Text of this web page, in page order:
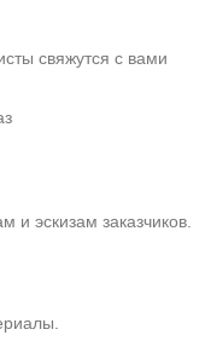
свяжутся с вами
эскизам заказчиков.